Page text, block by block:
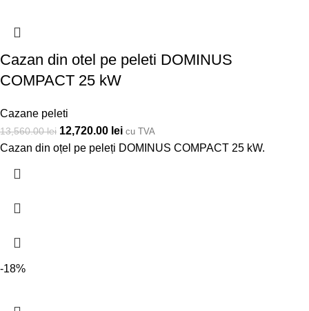
Cazan din otel pe peleti DOMINUS
COMPACT 25 kW
Cazane peleti
13,560.00lei 12,720.00 lei cu TVA
Cazan din oțel pe peleți DOMINUS COMPACT 25 kW.
-18%